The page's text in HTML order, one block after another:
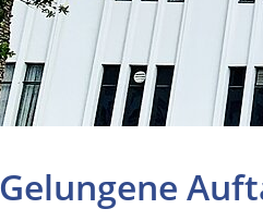
Gelungene